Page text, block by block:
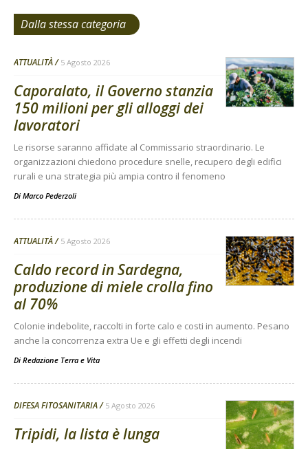
Dalla stessa categoria
ATTUALITÀ 5 Agosto 2026
Caporalato, il Governo stanzia
150 milioni per gli alloggi dei
lavoratori
Le risorse saranno affidate al Commissario straordinario. Le
organizzazioni chiedono procedure snelle, recupero degli edifici
rurali e una strategia più ampia contro il fenomeno
Di Marco Pederzoli
ATTUALITÀ 5 Agosto 2026
Caldo record in Sardegna,
produzione di miele crolla fino
al 70%
Colonie indebolite, raccolti in forte calo e costi in aumento. Pesano
anche la concorrenza extra Ue e gli effetti degli incendi
Di Redazione Terra e Vita
DIFESA FITOSANITARIA 5 Agosto 2026
Tripidi, la lista è lunga